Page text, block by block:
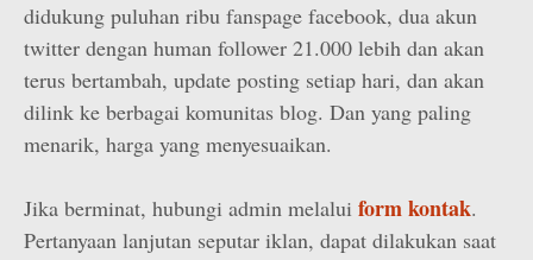
didukung puluhan ribu fanspage facebook, dua akun
twitter dengan human follower 21.000 lebih dan akan
terus bertambah, update posting setiap hari, dan akan
dilink ke berbagai komunitas blog. Dan yang paling
menarik, harga yang menyesuaikan.
Jika berminat, hubungi admin melalui form kontak.
Pertanyaan lanjutan seputar iklan, dapat dilakukan saat